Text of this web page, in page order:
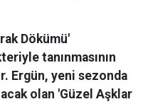
Dökümü'
tanınmasının
Ergün, yeni sezonda
olan 'Güzel Aşklar